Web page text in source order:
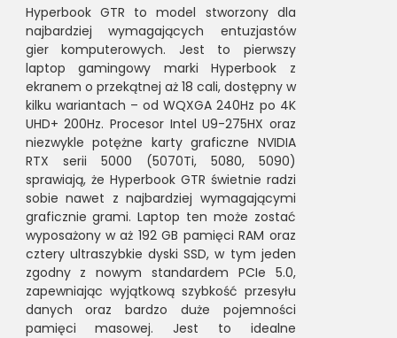
Hyperbook GTR to model stworzony dla
najbardziej wymagających entuzjastów
gier komputerowych. Jest to pierwszy
laptop gamingowy marki Hyperbook z
ekranem o przekątnej aż 18 cali, dostępny w
kilku wariantach – od WQXGA 240Hz po 4K
UHD+ 200Hz. Procesor Intel U9-275HX oraz
niezwykle potężne karty graficzne NVIDIA
RTX serii 5000 (5070Ti, 5080, 5090)
sprawiają, że Hyperbook GTR świetnie radzi
sobie nawet z najbardziej wymagającymi
graficznie grami. Laptop ten może zostać
wyposażony w aż 192 GB pamięci RAM oraz
cztery ultraszybkie dyski SSD, w tym jeden
zgodny z nowym standardem PCIe 5.0,
zapewniając wyjątkową szybkość przesyłu
danych oraz bardzo duże pojemności
pamięci masowej. Jest to idealne